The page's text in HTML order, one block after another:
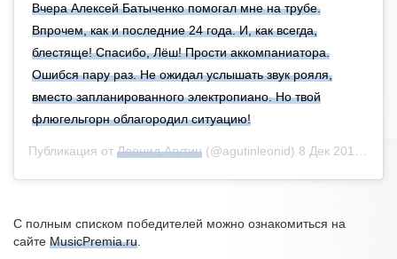
Вчера Алексей Батыченко помогал мне на трубе.
Впрочем, как и последние 24 года. И, как всегда,
блестяще! Спасибо, Лёш! Прости аккомпаниатора.
Ошибся пару раз. Не ожидал услышать звук рояля,
вместо запланированного электропиано. Но твой
флюгельгорн облагородил ситуацию!
Публикация от Леонид Агутин (@agutinleonid) 8 Дек 2018 в 5:16 PST
С полным списком победителей можно ознакомиться на
сайте MusicPremia.ru.